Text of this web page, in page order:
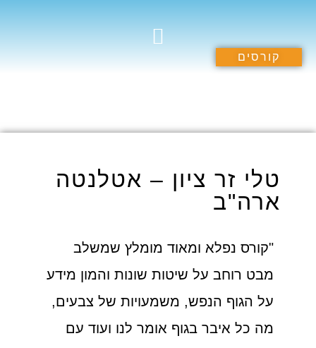
קורסים
טלי זר ציון – אטלנטה
ארה"ב
"קורס נפלא ומאוד מומלץ שמשלב
מבט רוחב על שיטות שונות והמון מידע
על הגוף הנפש, משמעויות של צבעים,
מה כל איבר בגוף אומר לנו ועוד עם